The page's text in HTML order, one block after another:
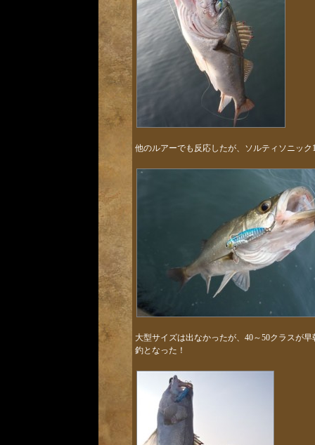
他のルアーでも反応したが、ソルティソニッ
大型サイズは出なかったが、40～50クラスが
釣となった！